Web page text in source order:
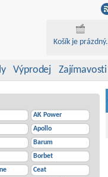
Košík je prázdný.
Výprodej Zajímavosti
AK Power
Apollo
Barum
Borbet
Ceat